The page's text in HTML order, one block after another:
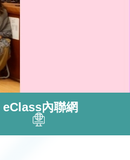
eClass內聯網